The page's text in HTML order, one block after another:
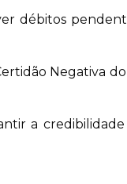
débitos
Negativa
a